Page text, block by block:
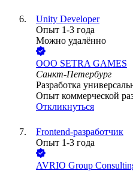
Unity Developer
Опыт 1-3 года
Можно удалённо
ООО SETRA GAMES
Санкт-Петербург
Разработка
Опыт коммерческой
Откликнуться
Frontend-разработчик
Опыт 1-3 года
AVRIO Group